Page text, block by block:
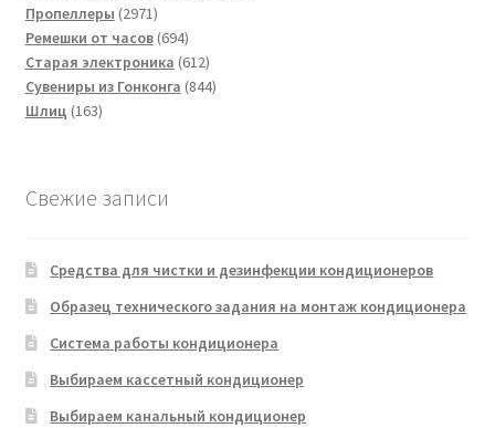
Пропеллеры 29712971
товар
Ремешки от часов 694694
товара
Старая электроника 612612
товаров
Сувениры из Гонконга 844844
Шлиц 163163
Свежие записи
Средства для чистки и дезинфекции кондиционеров
Образец технического задания на монтаж кондиционера
Система работы кондиционера
Выбираем кассетный кондиционер
Выбираем канальный кондиционер